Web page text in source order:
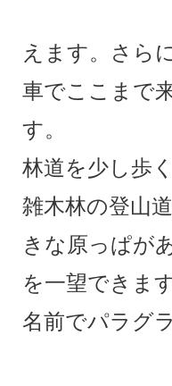
えます。さら
車でここまで
す。
林道を少し歩
雑木林の登山
きな原っぱが
を一望できま
名前でパラグ